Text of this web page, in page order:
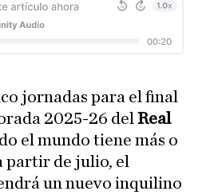
jornadas para el final
2025-26 delReal
el mundo tiene más o
partir de julio, el
un nuevo inquilino